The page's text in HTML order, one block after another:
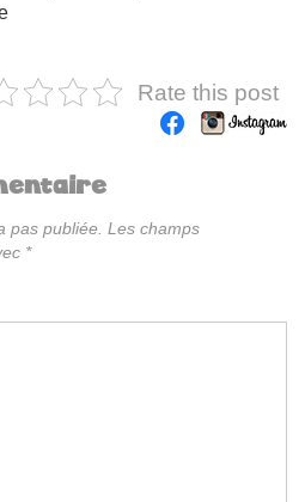
Rate this post
pas publiée. Les champs
*